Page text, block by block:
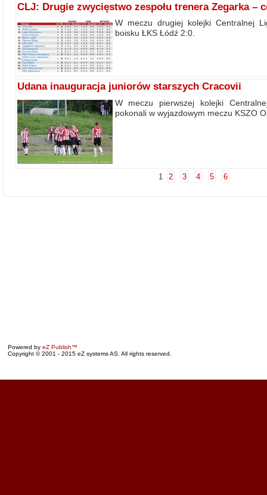
CLJ: Drugie zwycięstwo zespołu trenera Zegarka –
W meczu drugiej kolejki Centralnej
boisku ŁKS Łódź 2:0.
Udana inauguracja juniorów starszych Cracovii
W meczu pierwszej kolejki
pokonali w wyjazdowym meczu KSZO
1 2 3 4 5 6
Powered by eZ Publish™
Copyright © 2001 - 2015 eZ systems AS. All rights reserved.